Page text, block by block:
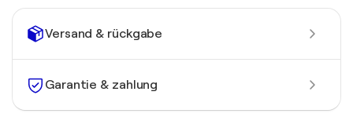
Versand & rückgabe
Garantie & zahlung